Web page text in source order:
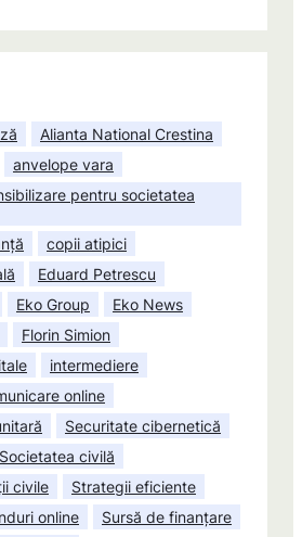
Alianta National Crestina
anvelope vara
pentru societatea
copii atipici
Eduard Petrescu
Eko Group
Eko News
Florin Simion
intermediere
online
Securitate cibernetică
Societatea civilă
civile
Strategii eficiente
online
Sursă de finanțare